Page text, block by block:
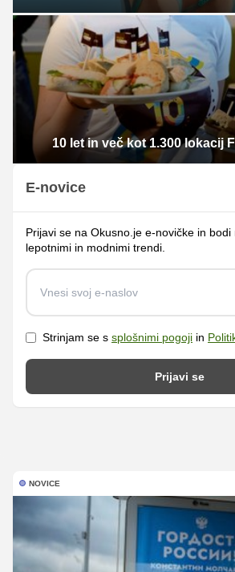
10 let in več kot 1.300 lokacij
E-novice
Prijavi se na Okusno.je e-novičke in
lepotnimi in modnimi trendi.
Strinjam se s splošnimi pogoji in
Prijavi se
NOVICE